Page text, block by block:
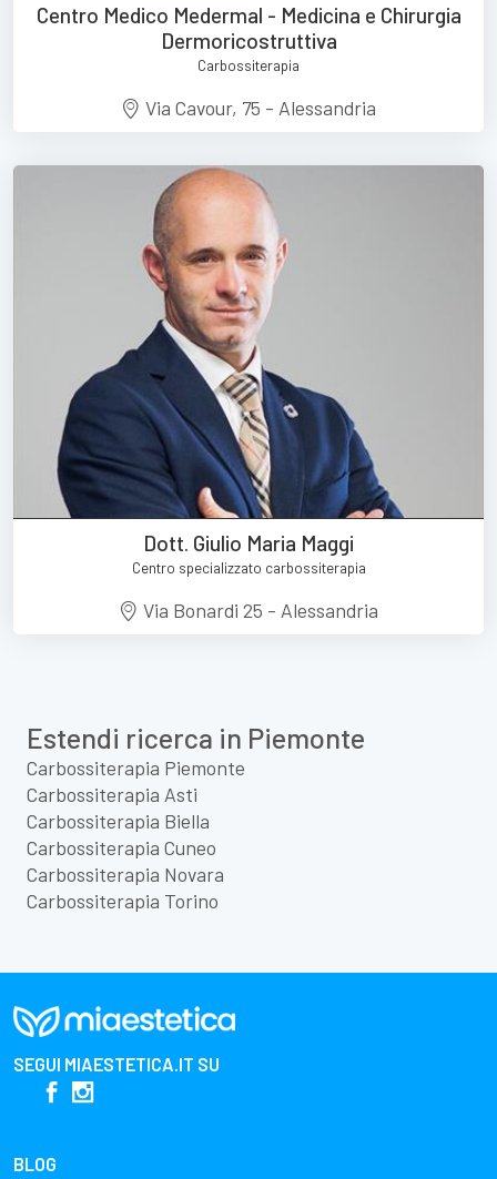
Centro Medico Medermal - Medicina e Chirurgia
Dermoricostruttiva
Carbossiterapia
Via Cavour, 75 - Alessandria
Dott. Giulio Maria Maggi
Centro specializzato carbossiterapia
Via Bonardi 25 - Alessandria
Estendi ricerca in Piemonte
Carbossiterapia Piemonte
Carbossiterapia Asti
Carbossiterapia Biella
Carbossiterapia Cuneo
Carbossiterapia Novara
Carbossiterapia Torino
SEGUI MIAESTETICA.IT SU
BLOG